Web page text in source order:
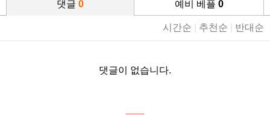
댓글 0 예비 베플 0
시간순 추천순 반대순
댓글이 없습니다.